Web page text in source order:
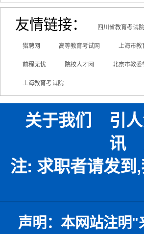
友情链接： 四川省教育考试院
猎聘网 高等教育考试网 上海市教
前程无忧 院校人才网 北京市教委
上海教育考试院
关于我们 引
讯
注: 求职者请发到
声明：本网站注明"